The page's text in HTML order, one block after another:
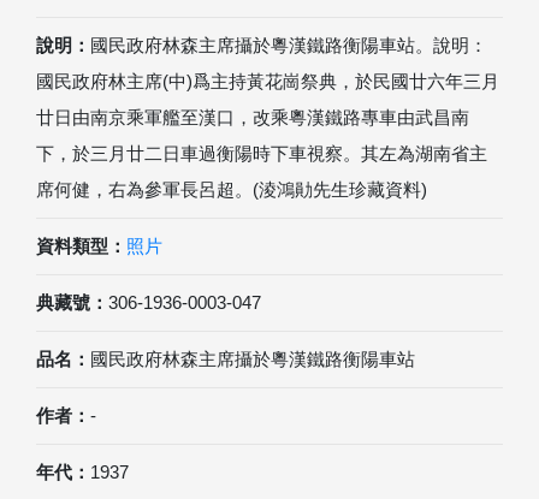
說明： 國民政府林森主席攝於粵漢鐵路衡陽車站。說明：
國民政府林主席(中)爲主持黃花崗祭典，於民國廿六年三月
廿日由南京乘軍艦至漢口，改乘粵漢鐵路專車由武昌南
下，於三月廿二日車過衡陽時下車視察。其左為湖南省主
席何健，右為參軍長呂超。(淩鴻勛先生珍藏資料)
資料類型： 照片
典藏號： 306-1936-0003-047
品名： 國民政府林森主席攝於粵漢鐵路衡陽車站
作者： -
年代： 1937